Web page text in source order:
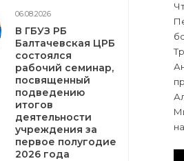
06.08.2026
В ГБУЗ РБ
Балтачевская ЦРБ
состоялся
рабочий семинар,
посвященный
подведению
итогов
деятельности
учреждения за
первое полугодие
2026 года